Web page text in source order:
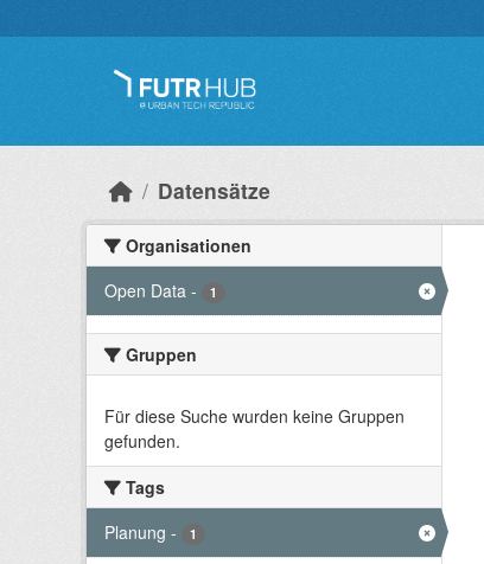
Datensätze
Organisationen
Open Data - 1
Gruppen
Für diese Suche wurden keine Gruppen
gefunden.
Tags
Planung - 1